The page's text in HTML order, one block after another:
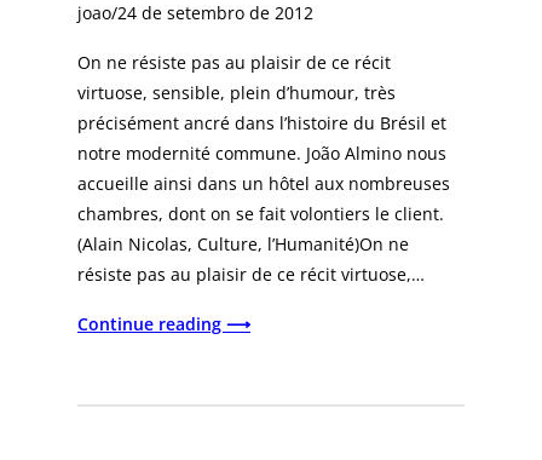
joao/24 de setembro de 2012
On ne résiste pas au plaisir de ce récit
virtuose, sensible, plein d’humour, très
précisément ancré dans l’histoire du Brésil et
notre modernité commune. João Almino nous
accueille ainsi dans un hôtel aux nombreuses
chambres, dont on se fait volontiers le client.
(Alain Nicolas, Culture, l’Humanité)On ne
résiste pas au plaisir de ce récit virtuose,…
Continue reading ⟶